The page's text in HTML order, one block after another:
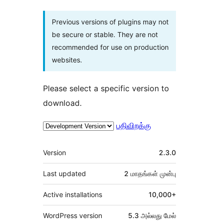
Previous versions of plugins may not
be secure or stable. They are not
recommended for use on production
websites.
Please select a specific version to
download.
பதிவிறக்கு
Meta
Version 2.3.0
Last updated 2 மாதங்கள் முன்பு
Active installations 10,000+
WordPress version 5.3 அல்லது மேல்